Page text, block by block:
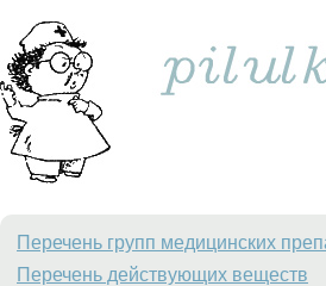
Перечень групп медицинских
Перечень действующих веществ